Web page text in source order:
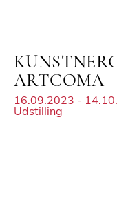
ARTCOMA
16.09.2023 -
Udstilling